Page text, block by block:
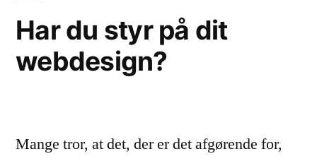
Har du styr på dit
webdesign?
Mange tror, at det, der er det afgørende for,